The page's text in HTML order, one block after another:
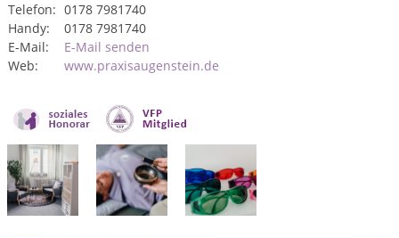
Telefon: 0178 7981740
Handy:
0178 7981740
E-Mail:
E-Mail senden
Web:
www.praxisaugenstein.de